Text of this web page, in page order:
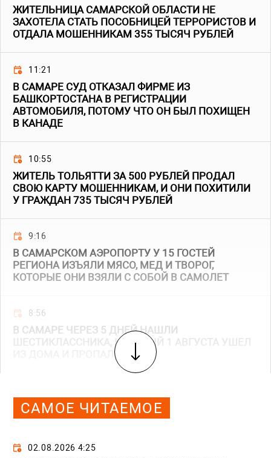
ЖИТЕЛЬНИЦА САМАРСКОЙ ОБЛАСТИ НЕ
ЗАХОТЕЛА СТАТЬ ПОСОБНИЦЕЙ ТЕРРОРИСТОВ И
ОТДАЛА МОШЕННИКАМ 355 ТЫСЯЧ РУБЛЕЙ
11:21
В САМАРЕ СУД ОТКАЗАЛ ФИРМЕ ИЗ
БАШКОРТОСТАНА В РЕГИСТРАЦИИ
АВТОМОБИЛЯ, ПОТОМУ ЧТО ОН БЫЛ ПОХИЩЕН
В КАНАДЕ
10:55
ЖИТЕЛЬ ТОЛЬЯТТИ ЗА 500 РУБЛЕЙ ПРОДАЛ
СВОЮ КАРТУ МОШЕННИКАМ, И ОНИ ПОХИТИЛИ
У ГРАЖДАН 735 ТЫСЯЧ РУБЛЕЙ
9:16
В САМАРСКОМ АЭРОПОРТУ У 15 ГОСТЕЙ
РЕГИОНА ИЗЪЯЛИ МЯСО, МЕД И ТВОРОГ,
КОТОРЫЕ ОНИ ВЗЯЛИ С СОБОЙ В САМОЛЕТ
8:56
В САМАРЕ ЧЕРЕЗ 5 ДНЕЙ НАШЛИ
ШЕСТИКЛАССНИКА, КОТОРЫЙ 1 АВГУСТА УШЕЛ
САМОЕ ЧИТАЕМОЕ
02.08.2026 4:25